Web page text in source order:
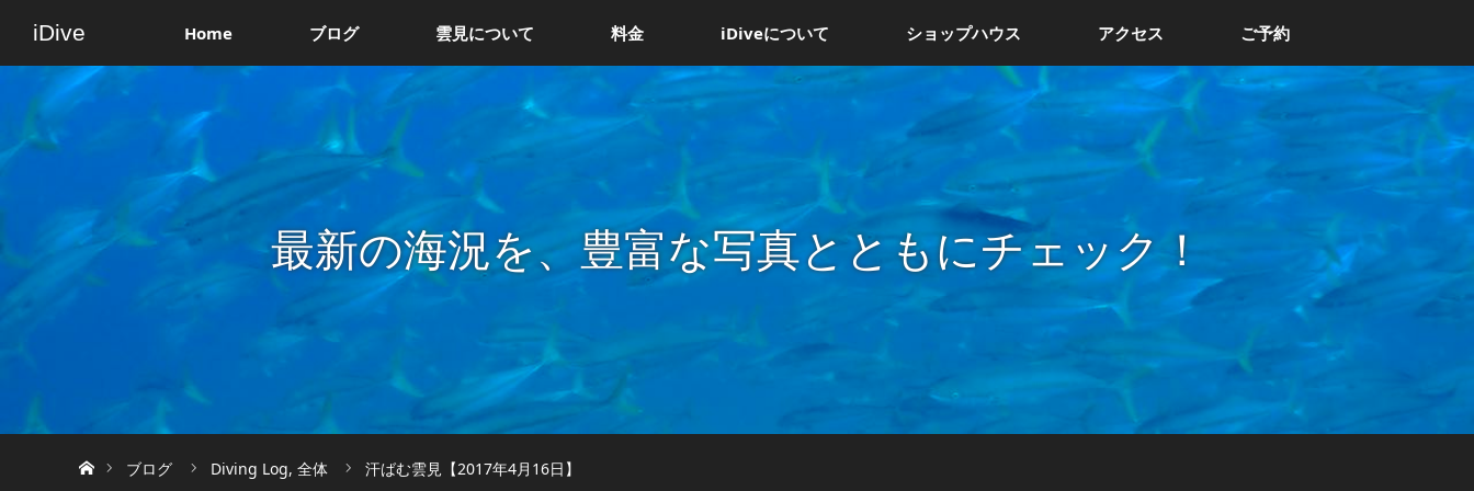
iDive Home ブログ 雲見について 料金 iDiveについて ショップハウス アクセス ご予約
最新の海況を、豊富な写真とともにチェック！
ブログ
Diving Log, 全体 汗ばむ雲見【2017年4月16日】